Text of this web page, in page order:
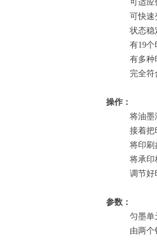
可适应
可快速
状态稳
有19
有多种
完全符
操作：
将油墨
接着把
将印刷
将承印
调节好
参数：
匀墨单
由两个